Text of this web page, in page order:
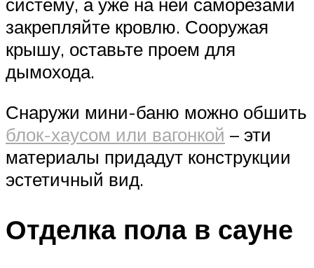
закрепляйте кровлю. Сооружая
крышу, оставьте проем для
дымохода.
Снаружи мини-баню можно обшить
блок-хаусом или вагонкой – эти
материалы придадут конструкции
эстетичный вид.
Отделка пола в сауне